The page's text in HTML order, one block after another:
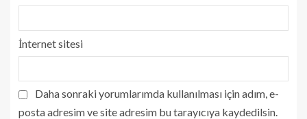
İnternet sitesi
Daha sonraki yorumlarımda kullanılması için adım, e-
posta adresim ve site adresim bu tarayıcıya kaydedilsin.